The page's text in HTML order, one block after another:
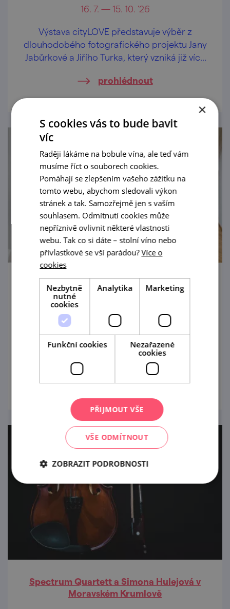
16. 7. — 15. 10. '26
Výstava cityLOVE představuje výběr z
dlouhodobého fotografického projektu Jany
Jabůrkové a Jiřího Turka, který vzniká již více
prohlédnout
Slovanská epopej Alfonse Muchy
1. 8. '21 — 20. 6. '31
Jedinečným a slavnostním zážitkem může
být návštěva unikátní Slovanské epopeje
Alfonse Muchy na zámku v Moravském
prohlédnout
Spectrum Quartett a Simona Hulejová v
Moravském Krumlově
×
S cookies vás to bude bavit
víc
Raději lákáme na bobule vína, ale teď vám
musíme říct o souborech cookies.
Pomáhají se zlepšením vašeho zážitku na
tomto webu, abychom sledovali výkon
stránek a tak. Samozřejmě jen s vaším
souhlasem. Odmítnutí cookies může
nepříznivě ovlivnit některé vlastnosti
webu. Tak co si dáte – stolní víno nebo
přívlastkové se vší parádou?Více o
cookies
Nezbytně
nutné
cookies
Analytika Marketing
Funkční cookies
Nezařazené
cookies
PŘIJMOUT VŠE
VŠE ODMÍTNOUT
ZOBRAZIT PODROBNOSTI